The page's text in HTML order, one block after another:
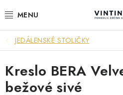
na
NÁBYTOK
VÝPREDAJ
JEDÁLENSKÉ STOLIČKY
Kreslo BERA
bežové sivé